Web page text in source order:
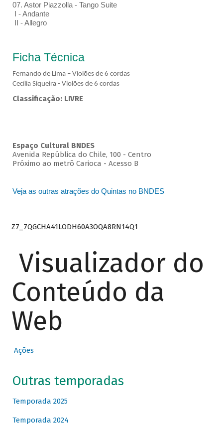
07. Astor Piazzolla - Tango Suite
I - Andante
II - Allegro
Ficha Técnica
Fernando de Lima – Violões de 6 cordas
Cecília Siqueira - Violões de 6 cordas
Classificação: LIVRE
Espaço Cultural BNDES
Avenida República do Chile, 100 - Centro
Próximo ao metrô Carioca - Acesso B
Veja as outras atrações do Quintas no BNDES
Z7_7QGCHA41LODH60A3OQA8RN14Q1
Visualizador do
Conteúdo da
Web
Ações
Outras temporadas
Temporada 2025
Temporada 2024